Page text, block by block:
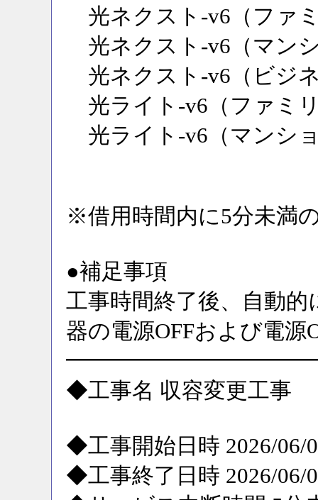
光ネクスト-v6（ファ
光ネクスト-v6（マン
光ネクスト-v6（ビジ
光ライト-v6（ファミ
光ライト-v6（マンシ
※借用時間内に5分未満
●補足事項
工事時間終了後、自動
器の電源OFFおよび電
◆工事名 収容変更工事
◆工事開始日時 2026/06/
◆工事終了日時 2026/06/